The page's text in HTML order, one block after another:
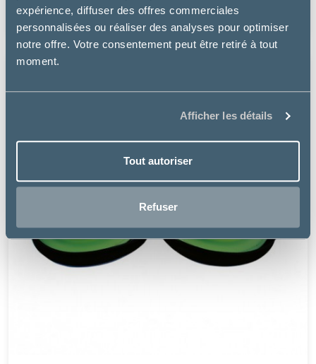
expérience, diffuser des offres commerciales
personnalisées ou réaliser des analyses pour optimiser
notre offre. Votre consentement peut être retiré à tout
moment.
Afficher les détails
Tout autoriser
Refuser
184.99 €